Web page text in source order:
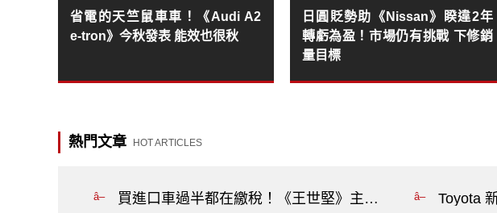
省電的天竺鼠車車！《Audi A2
e-tron》今秋發表 能效也很秋
日圓貶勢助《Nissan》睽違2年
轉虧為盈！市場仍有挑戰 下修銷
量目標
熱門文章 HOT ARTICLES
買進口車過半都在繳稅！《王世堅》主張調降汽車關稅 給
Toyota